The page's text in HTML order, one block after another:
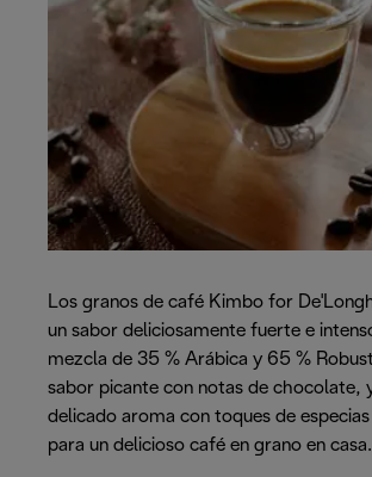
Los granos de café Kimbo for
un sabor deliciosamente fuerte e
mezcla de 35 % Arábica y 65 %
sabor picante con notas de chocolate,
delicado aroma con toques de
para un delicioso café en grano en casa.